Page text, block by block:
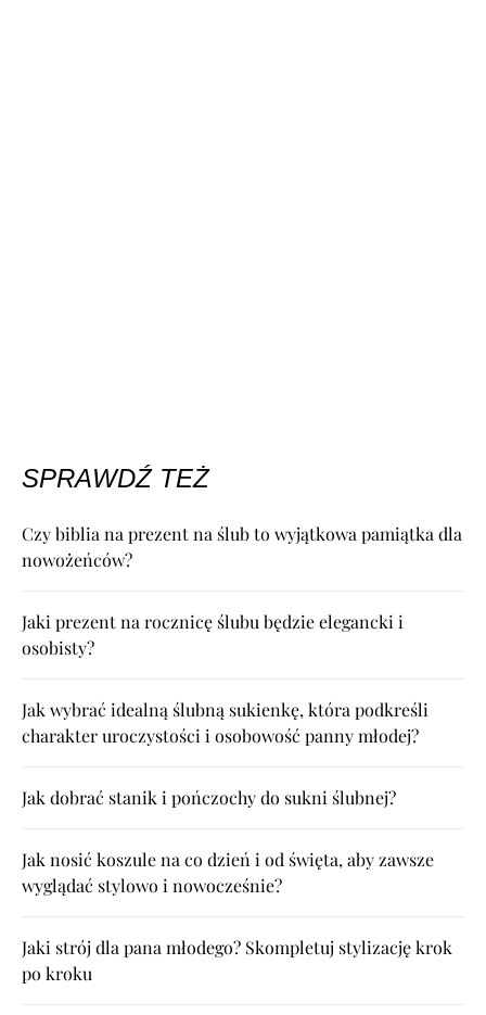
SPRAWDŹ TEŻ
Czy biblia na prezent na ślub to wyjątkowa pamiątka dla
nowożeńców?
Jaki prezent na rocznicę ślubu będzie elegancki i
osobisty?
Jak wybrać idealną ślubną sukienkę, która podkreśli
charakter uroczystości i osobowość panny młodej?
Jak dobrać stanik i pończochy do sukni ślubnej?
Jak nosić koszule na co dzień i od święta, aby zawsze
wyglądać stylowo i nowocześnie?
Jaki strój dla pana młodego? Skompletuj stylizację krok
po kroku